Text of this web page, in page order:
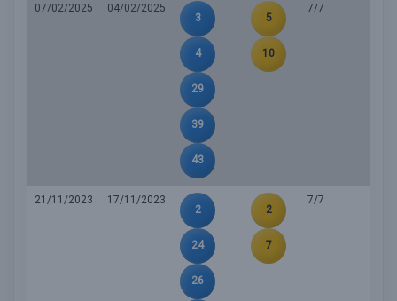
07/02/2025
04/02/2025
3
4
29
39
43
5
10
7/7
21/11/2023
17/11/2023
2
24
26
2
7
7/7